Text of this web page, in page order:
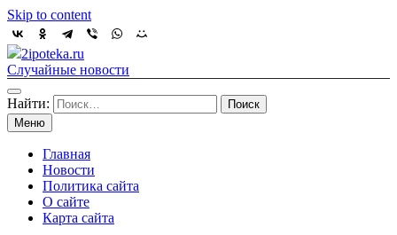
Skip to content
2ipoteka.ru
Случайные новости
Найти:
Меню
Главная
Новости
Политика сайта
О сайте
Карта сайта